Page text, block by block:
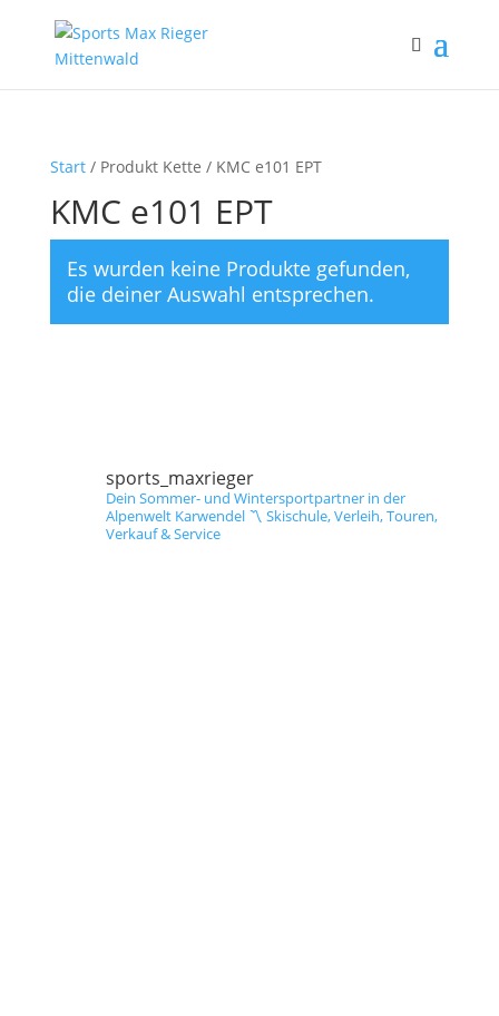
Start/ Produkt Kette / KMC e101 EPT
KMC e101 EPT
Es wurden keine Produkte gefunden,
die deiner Auswahl entsprechen.
sports_maxrieger
Dein Sommer- und Wintersportpartner in der
Alpenwelt Karwendel〽️ Skischule, Verleih, Touren,
Verkauf & Service